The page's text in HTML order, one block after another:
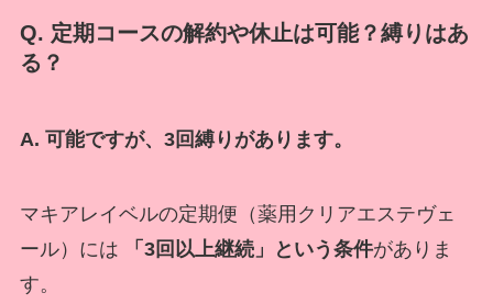
Q. 定期コースの解約や休止は可能？縛りはあ
る？
A. 可能ですが、3回縛りがあります。
マキアレイベルの定期便（薬用クリアエステヴェ
ール）には
「3回以上継続」という条件がありま
す。